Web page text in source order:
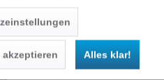
Alles klar!